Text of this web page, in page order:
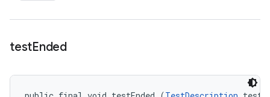
testEnded